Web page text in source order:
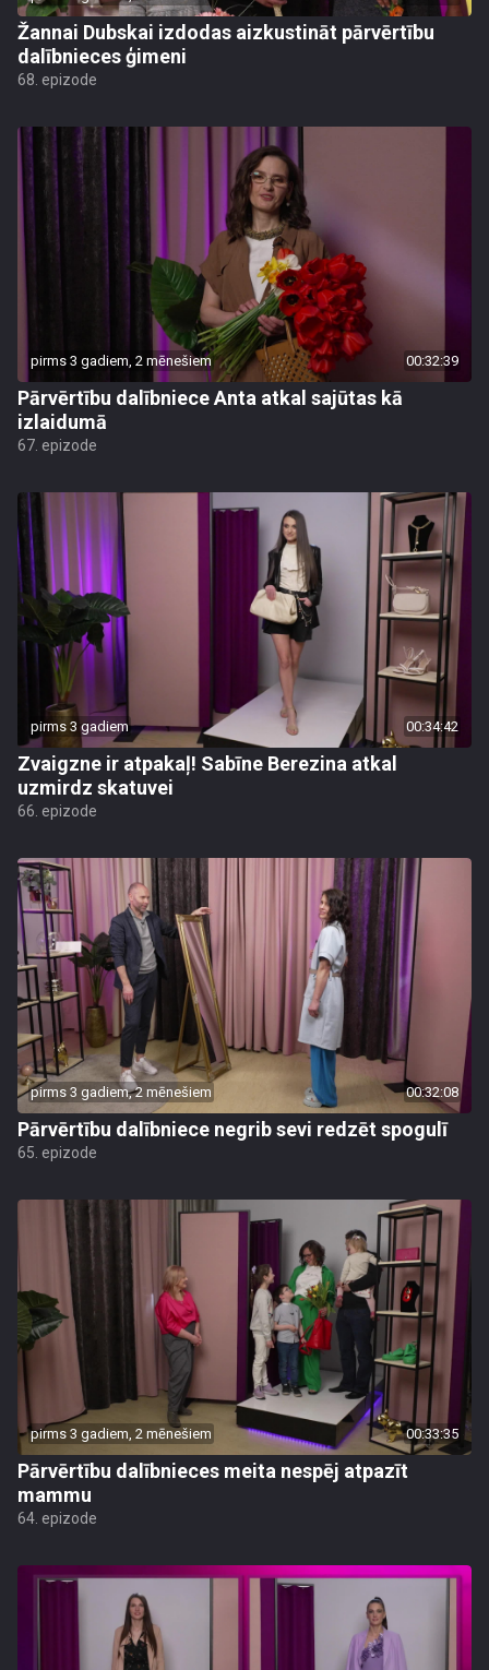
Žannai Dubskai izdodas aizkustināt pārvērtību
dalībnieces ģimeni
68. epizode
pirms 3 gadiem, 2 mēnešiem 00:32:39
Pārvērtību dalībniece Anta atkal sajūtas kā
izlaidumā
67. epizode
pirms 3 gadiem 00:34:42
Zvaigzne ir atpakaļ! Sabīne Berezina atkal
uzmirdz skatuvei
66. epizode
pirms 3 gadiem, 2 mēnešiem 00:32:08
Pārvērtību dalībniece negrib sevi redzēt spogulī
65. epizode
pirms 3 gadiem, 2 mēnešiem 00:33:35
Pārvērtību dalībnieces meita nespēj atpazīt
mammu
64. epizode